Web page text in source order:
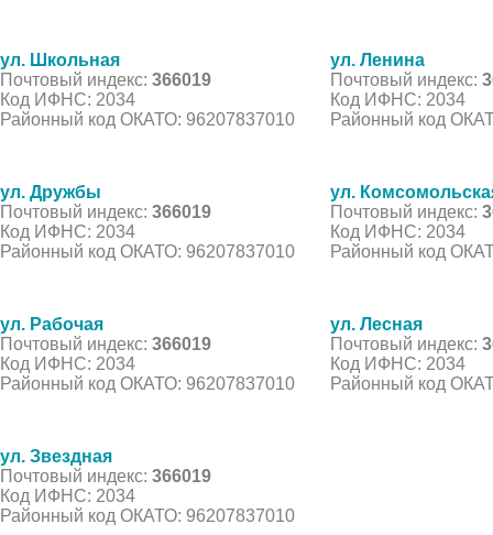
ул. Школьная
Почтовый индекс: 366019
Код ИФНС: 2034
Районный код ОКАТО: 96207837010
ул. Ленина
Почтовый индекс:
Код ИФНС: 2034
Районный код
ул. Дружбы
Почтовый индекс: 366019
Код ИФНС: 2034
Районный код ОКАТО: 96207837010
ул.
Почтовый индекс:
Код ИФНС: 2034
Районный код
ул. Рабочая
Почтовый индекс: 366019
Код ИФНС: 2034
Районный код ОКАТО: 96207837010
ул. Лесная
Почтовый индекс:
Код ИФНС: 2034
Районный код
ул. Звездная
Почтовый индекс: 366019
Код ИФНС: 2034
Районный код ОКАТО: 96207837010